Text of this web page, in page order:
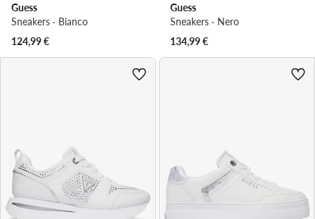
Guess
Sneakers · Bianco
124,99€
Guess
Sneakers · Nero
134,99€